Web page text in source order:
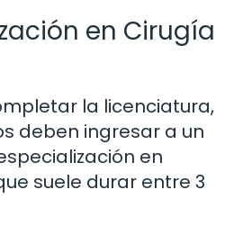
en Cirugía
la licenciatura,
deben ingresar a un
en
suele durar entre 3